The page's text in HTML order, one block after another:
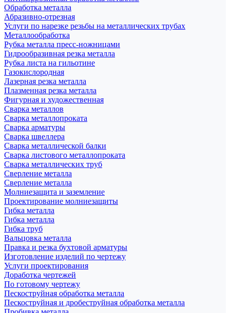
Обработка металла
Абразивно-отрезная
Услуги по нарезке резьбы на металлических трубах
Металлообработка
Рубка металла пресс-ножницами
Гидрообразивная резка металла
Рубка листа на гильотине
Газокислородная
Лазерная резка металла
Плазменная резка металла
Фигурная и художественная
Сварка металлов
Сварка металлопроката
Сварка арматуры
Сварка швеллера
Сварка металлической балки
Сварка листового металлопроката
Сварка металлических труб
Сверление металла
Сверление металла
Молниезащита и заземление
Проектирование молниезащиты
Гибка металла
Гибка металла
Гибка труб
Вальцовка металла
Правка и резка бухтовой арматуры
Изготовление изделий по чертежу
Услуги проектирования
Доработка чертежей
По готовому чертежу
Пескоструйная обработка металла
Пескоструйная и дробеструйная обработка металла